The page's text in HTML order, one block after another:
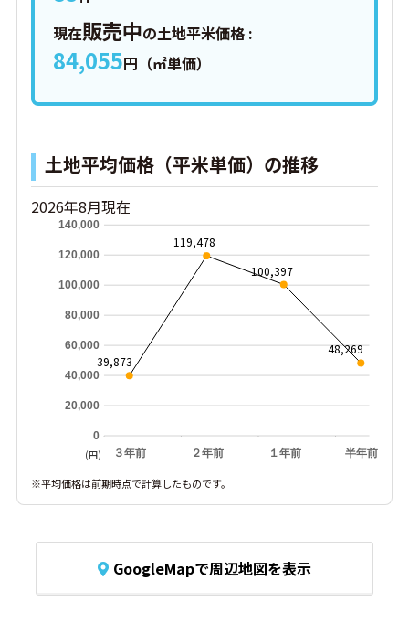
現在販売中の土地平米価格 :
84,055円（㎡単価）
土地平均価格（平米単価）の推移
2026年8月現在
３年前 ２年前 １年前 半年前
0
20,000
40,000
60,000
80,000
100,000
120,000
140,000
39,873
119,478
100,397
48,269
(円)
※平均価格は前期時点で計算したものです。
GoogleMapで周辺地図を表示